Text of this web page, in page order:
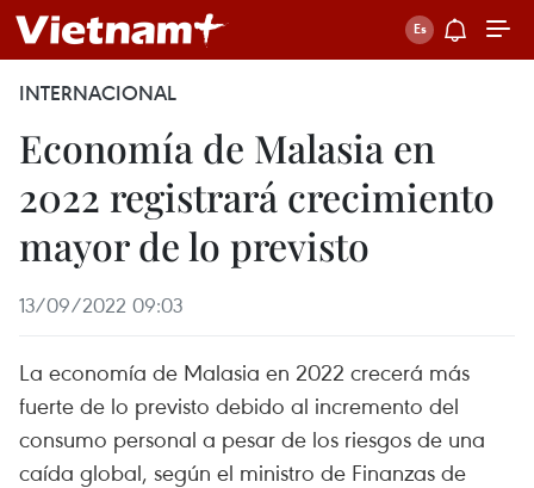
INTERNACIONAL
Economía de Malasia en
2022 registrará crecimiento
mayor de lo previsto
13/09/2022 09:03
La economía de Malasia en 2022 crecerá más
fuerte de lo previsto debido al incremento del
consumo personal a pesar de los riesgos de una
caída global, según el ministro de Finanzas de